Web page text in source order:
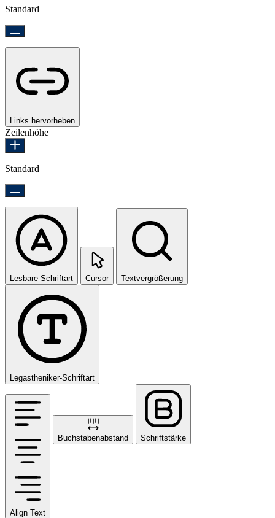
Standard
Links hervorheben
Zeilenhöhe
Standard
Lesbare Schriftart Cursor Textvergrößerung
Legastheniker-Schriftart
Align Text
Buchstabenabstand Schriftstärke